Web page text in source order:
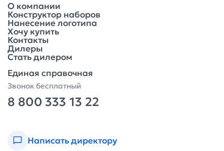
О компании
Конструктор наборов
Нанесение логотипа
Хочу купить
Контакты
Дилеры
Стать дилером
Единая справочная
Звонок бесплатный
8 800 333 13 22
Написать директору